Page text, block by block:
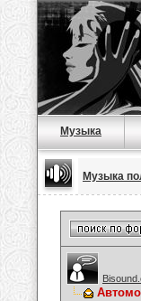
Музыка
Музыка